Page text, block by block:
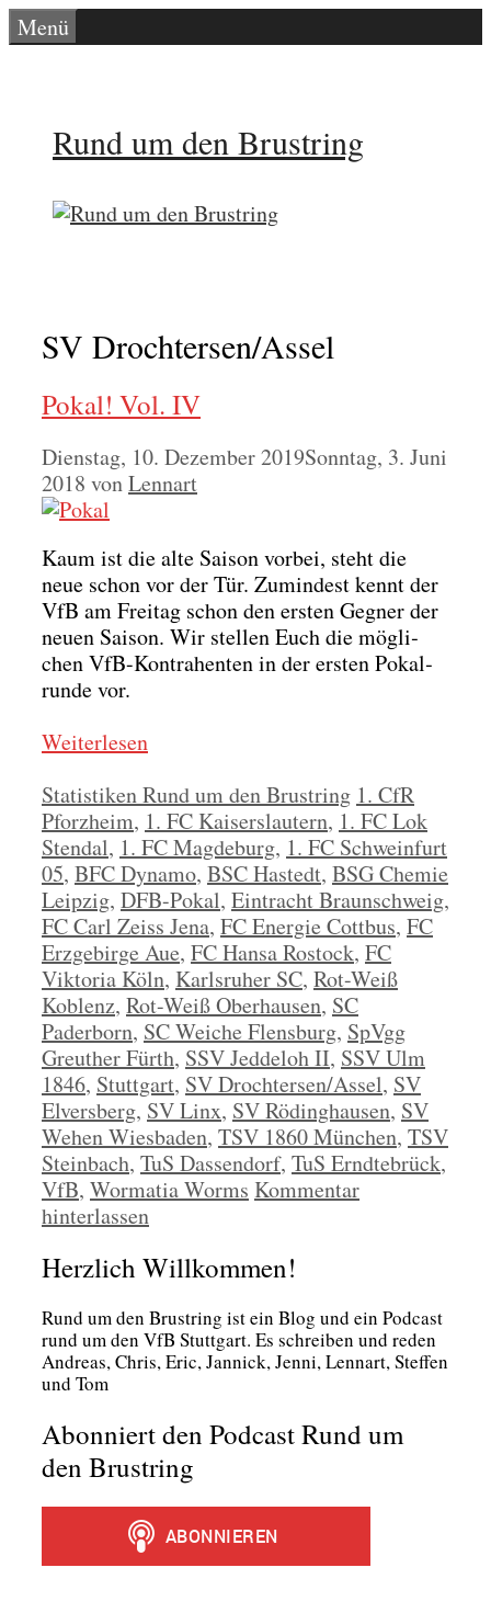
Zum
Inhalt
Menü
Rund um den Brustring
SV Drochtersen/Assel
Pokal! Vol. IV
Dienstag, 10. Dezember 2019Sonntag, 3. Juni
2018 vonLennart
Kaum ist die alte Sai­son vor­bei, steht die
neue schon vor der Tür. Zumin­dest kennt der
VfB am Frei­tag schon den ers­ten Geg­ner der
neu­en Sai­son. Wir stel­len Euch die mög­li­
chen VfB-Kon­tra­hen­ten in der ers­ten Pokal­
run­de vor.
Wei­ter­le­sen
Kategorien
Statistiken Rund um den Brustring Schlagwörter
1. CfR
Pforzheim, 1. FC Kaiserslautern, 1. FC Lok
Stendal, 1. FC Magdeburg, 1. FC Schweinfurt
05, BFC Dynamo, BSC Hastedt, BSG Chemie
Leipzig, DFB-Pokal, Eintracht Braunschweig,
FC Carl Zeiss Jena, FC Energie Cottbus, FC
Erzgebirge Aue, FC Hansa Rostock, FC
Viktoria Köln, Karlsruher SC, Rot-Weiß
Koblenz, Rot-Weiß Oberhausen, SC
Paderborn, SC Weiche Flensburg, SpVgg
Greuther Fürth, SSV Jeddeloh II, SSV Ulm
1846, Stuttgart, SV Drochtersen/Assel, SV
Elversberg, SV Linx, SV Rödinghausen, SV
Wehen Wiesbaden, TSV 1860 München, TSV
Steinbach, TuS Dassendorf, TuS Erndtebrück,
VfB, Wormatia Worms Kommentar
hinterlassen
Herzlich Willkommen!
Rund um den Brust­ring ist ein Blog und ein Pod­cast
rund um den VfB Stutt­gart. Es schrei­ben und reden
Andre­as, Chris, Eric, Jan­nick, Jen­ni, Lenn­art, Stef­fen
und Tom
Abonniert den Podcast Rund um
den Brustring